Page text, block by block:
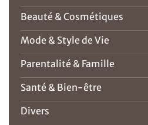
Beauté & Cosmétiques
Mode & Style de Vie
Parentalité & Famille
Santé & Bien-être
Divers